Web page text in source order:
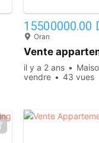
15500000.00
Oran
Vente
il y a 2 ans
vendre
43 vues